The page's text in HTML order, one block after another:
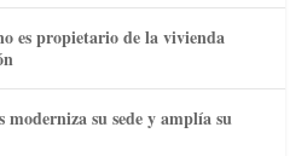
es propietario de la vivienda
su sede y amplía su